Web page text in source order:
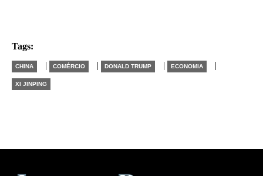
Tags:
CHINA | COMÉRCIO | DONALD TRUMP | ECONOMIA |
XI JINPING